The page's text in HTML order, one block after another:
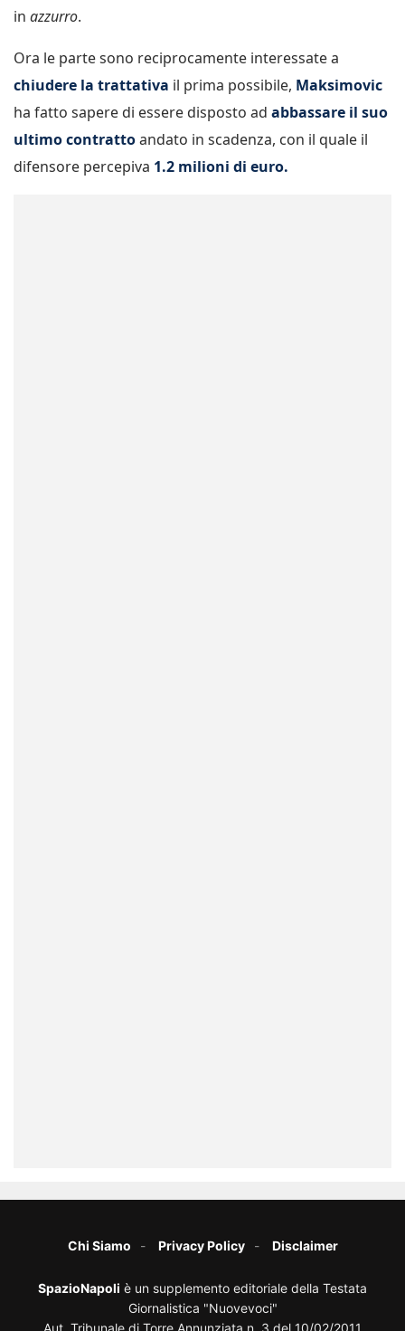
in azzurro.
Ora le parte sono reciprocamente interessate a
chiudere la trattativa il prima possibile, Maksimovic
ha fatto sapere di essere disposto ad abbassare il suo
ultimo contrattoandato in scadenza, con il quale il
difensore percepiva 1.2 milioni di euro.
Chi Siamo Privacy Policy Disclaimer
SpazioNapoli è un supplemento editoriale della Testata
Giornalistica "Nuovevoci"
Aut. Tribunale di Torre Annunziata n. 3 del 10/02/2011